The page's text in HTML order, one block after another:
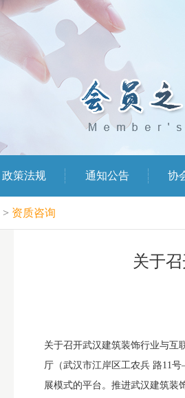
政策法规 通知公告 协
> 资质咨询
关于
关于召开武汉建筑装饰行业与互
厅（武汉市江岸区工农兵 路11
展模式的平台。推进武汉建筑装